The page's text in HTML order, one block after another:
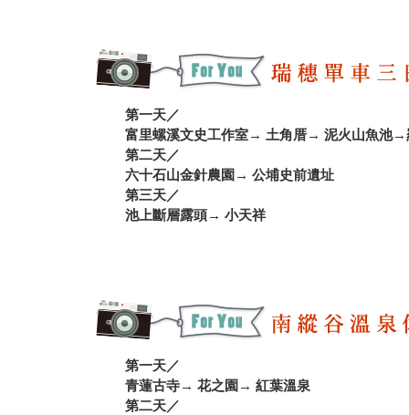
第一天／
富里螺溪文史工作室→ 土角厝→ 泥火山魚池
第二天／
六十石山金針農園→ 公埔史前遺址
第三天／
池上斷層露頭→ 小天祥
第一天／
青蓮古寺→ 花之園→ 紅葉溫泉
第二天／